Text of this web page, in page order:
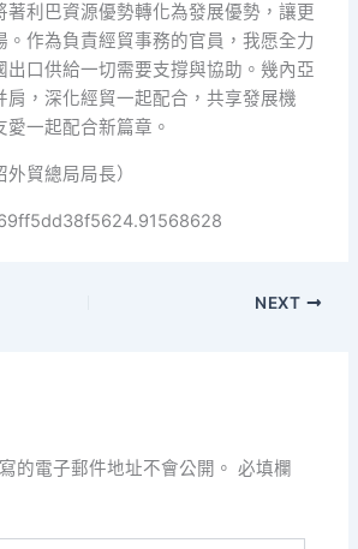
著利巴資源優勢轉化為發展優勢，讓更
。作為負責經貿事務的官員，我愿全力
出口供給一切需要支撐與協助。幾內亞
肩，深化經貿一起配合，共享發展機
一起配合新篇章。
外貿總局局長）
NEXT
的電子郵件地址不會公開。 必填欄